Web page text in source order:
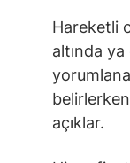
Hareketli
altında
açıklar.